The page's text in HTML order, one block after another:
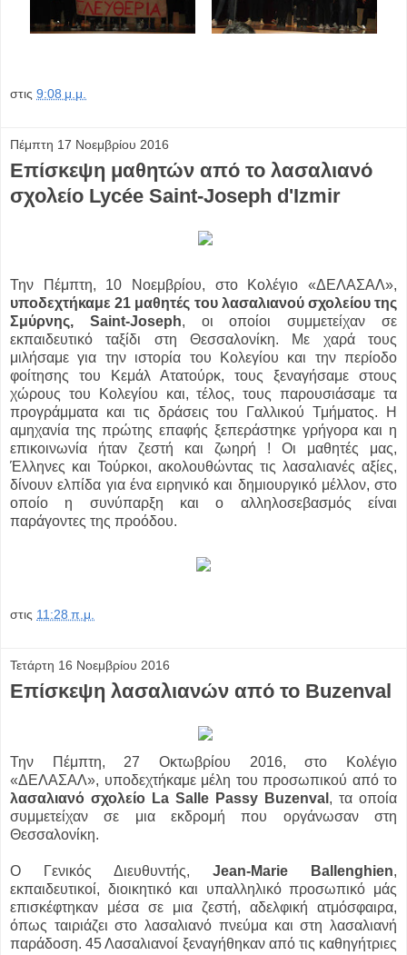
στις 9:08 μ.μ.
Πέμπτη 17 Νοεμβρίου 2016
Επίσκεψη μαθητών από το λασαλιανό
σχολείο Lycée Saint-Joseph d'Izmir
Την Πέμπτη, 10 Νοεμβρίου, στο Κολέγιο «ΔΕΛΑΣΑΛ»,
υποδεχτήκαμε 21 μαθητές του λασαλιανού σχολείου της
Σμύρνης, Saint-Joseph, οι οποίοι συμμετείχαν σε
εκπαιδευτικό ταξίδι στη Θεσσαλονίκη. Με χαρά τους
μιλήσαμε για την ιστορία του Κολεγίου και την περίοδο
φοίτησης του Κεμάλ Ατατούρκ, τους ξεναγήσαμε στους
χώρους του Κολεγίου και, τέλος, τους παρουσιάσαμε τα
προγράμματα και τις δράσεις του Γαλλικού Τμήματος. Η
αμηχανία της πρώτης επαφής ξεπεράστηκε γρήγορα και η
επικοινωνία ήταν ζεστή και ζωηρή ! Οι μαθητές μας,
Έλληνες και Τούρκοι, ακολουθώντας τις λασαλιανές αξίες,
δίνουν ελπίδα για ένα ειρηνικό και δημιουργικό μέλλον, στο
οποίο η συνύπαρξη και ο αλληλοσεβασμός είναι
παράγοντες της προόδου.
στις 11:28 π.μ.
Τετάρτη 16 Νοεμβρίου 2016
Επίσκεψη λασαλιανών από το Buzenval
Την Πέμπτη, 27 Οκτωβρίου 2016, στο Κολέγιο
«ΔΕΛΑΣΑΛ», υποδεχτήκαμε μέλη του προσωπικού από το
λασαλιανό σχολείο La Salle Passy Buzenval , τα οποία
συμμετείχαν σε μια εκδρομή που οργάνωσαν στη
Θεσσαλονίκη.
Ο Γενικός Διευθυντής, Jean-Marie Ballenghien,
εκπαιδευτικοί, διοικητικό και υπαλληλικό προσωπικό μάς
επισκέφτηκαν μέσα σε μια ζεστή, αδελφική ατμόσφαιρα,
όπως ταιριάζει στο λασαλιανό πνεύμα και στη λασαλιανή
παράδοση. 45 Λασαλιανοί ξεναγήθηκαν από τις καθηγήτριες